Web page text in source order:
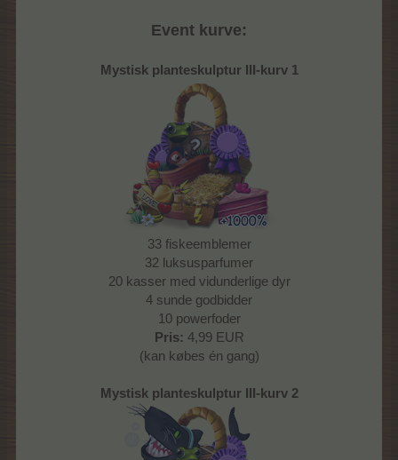
Event kurve:
Mystisk planteskulptur III-kurv 1
33 fiskeemblemer
32 luksusparfumer
20 kasser med vidunderlige dyr
4 sunde godbidder
10 powerfoder
Pris: 4,99 EUR
(kan købes én gang)
Mystisk planteskulptur III-kurv 2